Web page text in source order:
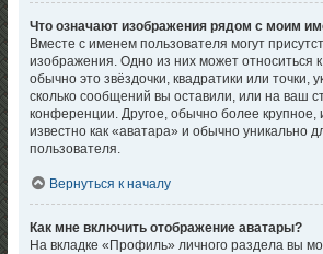
Что означают изображения рядом с моим
Вместе с именем пользователя могут
изображения. Одно из них может относиться
обычно это звёздочки, квадратики или точки,
сколько сообщений вы оставили, или на ваш
конференции. Другое, обычно более крупное,
известно как «аватара» и обычно уникально
пользователя.
Вернуться к началу
Как мне включить отображение аватары?
На вкладке «Профиль» личного раздела вы